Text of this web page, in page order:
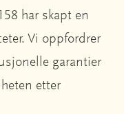
har skapt en
Vi oppfordrer
garantier
etter